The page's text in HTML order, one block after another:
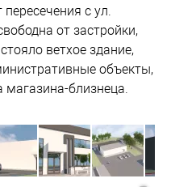
с ул.
от застройки,
ветхое здание,
объекты,
близнеца.